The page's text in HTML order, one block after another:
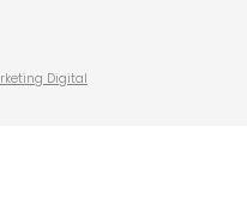
Digital